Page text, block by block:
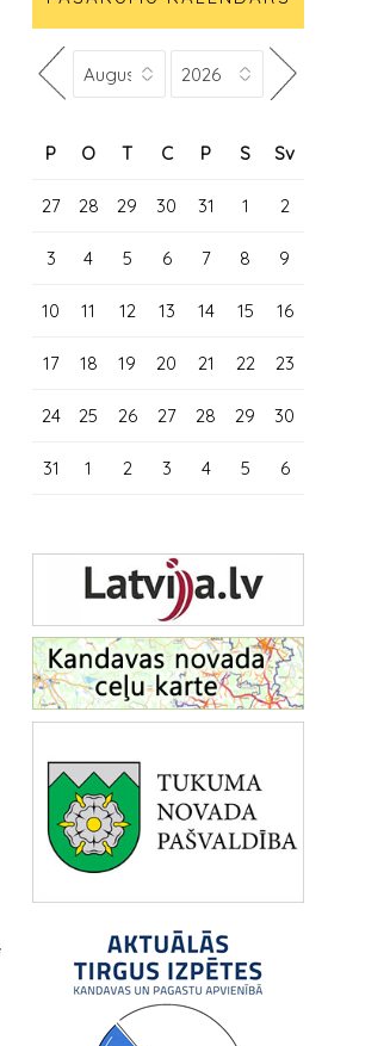
P O T C P S Sv
27 28 29 30 31 1 2
3 4 5 6 7 8 9
10 11 12 13 14 15 16
17 18 19 20 21 22 23
24 25 26 27 28 29 30
31 1 2 3 4 5 6